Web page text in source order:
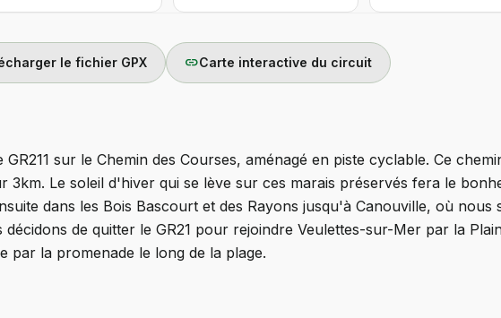
le fichier GPX linkCarte interactive du circuit
sur le Chemin des Courses, aménagé en piste cyclable. Ce
3km. Le soleil d'hiver qui se lève sur ces marais préservés fera le
dans les Bois Bascourt et des Rayons jusqu'à Canouville, où nous
décidons de quitter le GR21 pour rejoindre Veulettes-sur-Mer par la
par la promenade le long de la plage.